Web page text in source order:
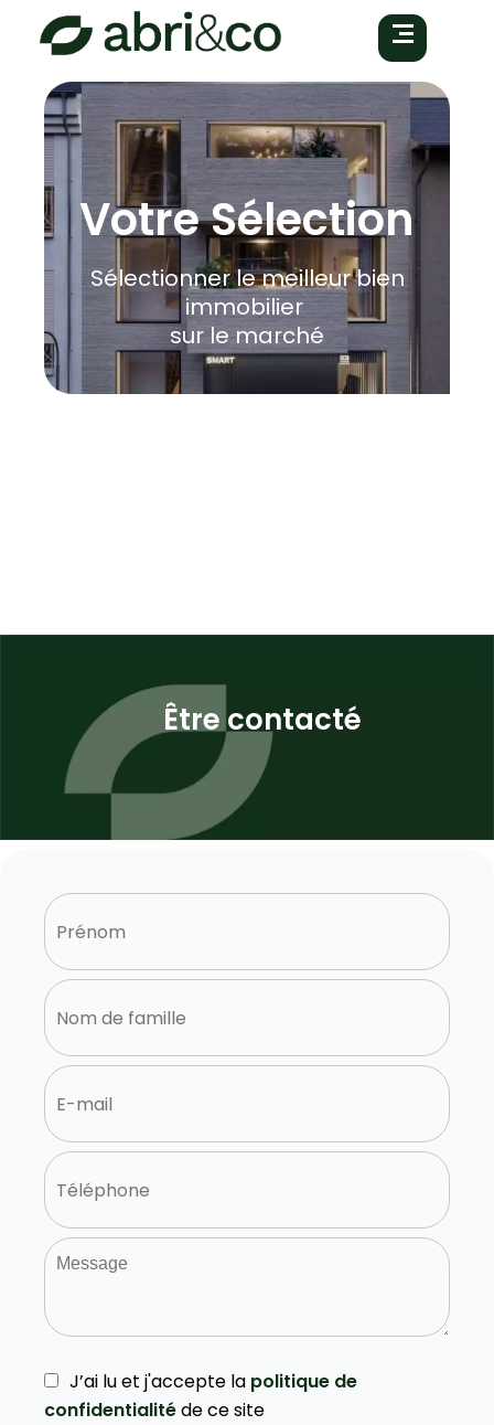
Votre Sélection
Sélectionner le meilleur bien
immobilier
sur le marché
Être contacté
J’ai lu et j'accepte la politique de
confidentialitéde ce site